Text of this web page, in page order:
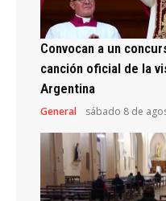
Convocan a un
canción oficial de la
Argentina
General sábado 8 de